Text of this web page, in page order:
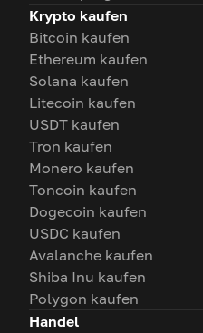
Krypto kaufen
Bitcoin kaufen
Ethereum kaufen
Solana kaufen
Litecoin kaufen
USDT kaufen
Tron kaufen
Monero kaufen
Toncoin kaufen
Dogecoin kaufen
USDC kaufen
Avalanche kaufen
Shiba Inu kaufen
Polygon kaufen
Handel